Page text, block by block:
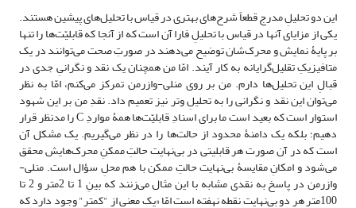
این دو تحلیلِ مدرج قطعاً شرح‌های بهتری در قیاس با تحلیل‌های پیشین هستند.
یکی از مزایای آنها در قیاس با تحلیلِ فارا آن است که از آنجا که قابلیّت‌ها را تنها
بر پایۀ نمایش و محرک‌شان توضیح می‌دهند در صورتِ صحت می‌توانند در یک
متافیزیکِ تقلیل‌گرایانه به کار آیند. امّا من همچنان یک نقد و نگرانیِ جدی در
قبالِ این تحلیل‌ها دارم. من بر روی منلی-وازرمن تمرکز می‌کنم، امّا به نظر
می‌توان این نقد و نگرانی را به تحلیلِ وتر نیز تعمیم داد. نقدِ من بر این شهود
استوار است که بعید است ما برای اسنادِ قابلیّت‌ها همۀ مواردِ C را مدنظر قرار
دهیم؛ بلکه یک دامنۀ محدود از حالت‌ها را در نظر می‌گیریم. یک مشکل آن
است که در آن صورت هر قابلیتی در بی‌نهایت حالتِ ممکنِ محرک‌هایش محقق
می‌شود و امکانِ مقایسۀ بی‌نهایت حالتِ ممکن با هم محلِ سؤال است. منلی-
وازرمن در پاسخ به نقدی مشابه با این مثال می‌زنند که بینِ 1 تا 2متر و 2 تا
100متر هر دو بی‌نهایت نقطه نهفته است امّا «یک معنی از "کمتر" وجود دارد که